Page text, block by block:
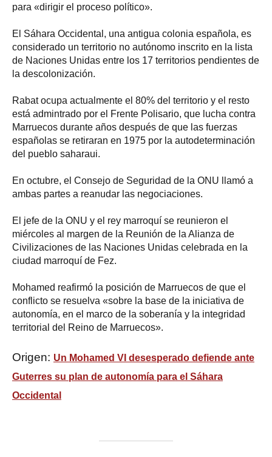
para «dirigir el proceso político».
El Sáhara Occidental, una antigua colonia española, es
considerado un territorio no autónomo inscrito en la lista
de Naciones Unidas entre los 17 territorios pendientes de
la descolonización.
Rabat ocupa actualmente el 80% del territorio y el resto
está admintrado por el Frente Polisario, que lucha contra
Marruecos durante años después de que las fuerzas
españolas se retiraran en 1975 por la autodeterminación
del pueblo saharaui.
En octubre, el Consejo de Seguridad de la ONU llamó a
ambas partes a reanudar las negociaciones.
El jefe de la ONU y el rey marroquí se reunieron el
miércoles al margen de la Reunión de la Alianza de
Civilizaciones de las Naciones Unidas celebrada en la
ciudad marroquí de Fez.
Mohamed reafirmó la posición de Marruecos de que el
conflicto se resuelva «sobre la base de la iniciativa de
autonomía, en el marco de la soberanía y la integridad
territorial del Reino de Marruecos».
Origen: Un Mohamed VI desesperado defiende ante
Guterres su plan de autonomía para el Sáhara
Occidental